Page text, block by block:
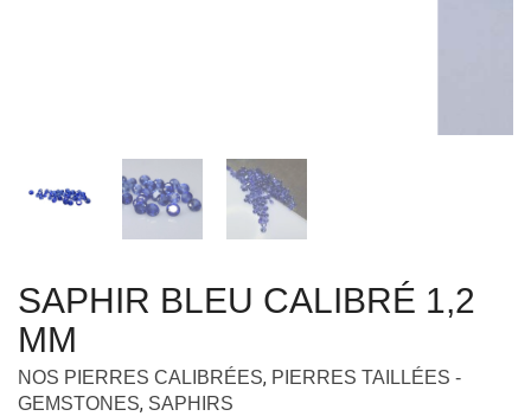
SAPHIR BLEU CALIBRÉ 1,2
MM
NOS PIERRES CALIBRÉES, PIERRES TAILLÉES -
GEMSTONES, SAPHIRS